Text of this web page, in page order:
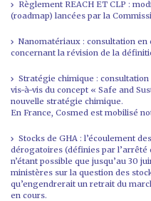
Règlement REACH ET CLP :
(roadmap) lancées par la
Nanomatériaux : consultation
concernant la révision de la
Stratégie chimique :
vis-à-vis du concept « Safe and
nouvelle stratégie chimique.
En France, Cosmed est mobilisé
Stocks de GHA : l’écoulement
dérogatoires (définies par l’arrêté
n’étant possible que jusqu’au 30
ministères sur la question des
qu’engendrerait un retrait du
en cours.